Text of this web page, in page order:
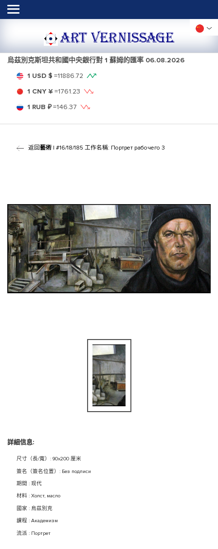
ART VERNISSAGE
烏茲別克斯坦共和國中央銀行對 1 蘇姆的匯率 06.08.2026
1 USD $ =11886.72
1 CNY ¥ =1761.23
1 RUB ₽=146.37
返回藝術| #16/18/185 工作名稱: Портрет рабочего 3
詳細信息:
尺寸（長/寬）: 90x200 厘米
簽名（簽名位置）: Без подписи
期間 : 现代
材料 : Холст, масло
國家 : 烏茲別克
課程 : Академизм
流派 : Портрет